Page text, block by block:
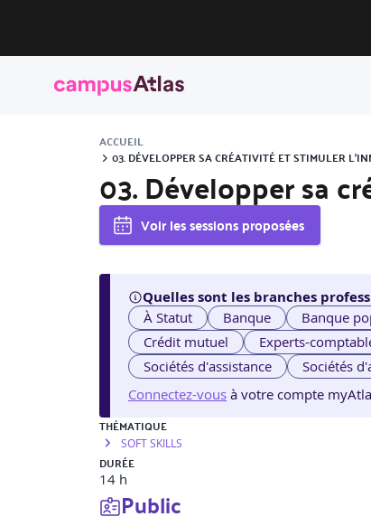
ACCUEIL
03. DÉVELOPPER SA CRÉATIVITÉ ET STIMULER
03. Développer sa
Voir les sessions proposées
Quelles sont les branches
À Statut Banque Banque
Crédit mutuel
Experts-
Sociétés d'assistance
Sociétés
Connectez-vous à votre compte
THÉMATIQUE
SOFT SKILLS
DURÉE
14 h
Public